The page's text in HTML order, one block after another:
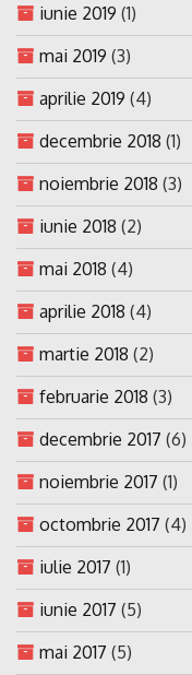
iunie 2019 (1)
mai 2019 (3)
aprilie 2019 (4)
decembrie 2018 (1)
noiembrie 2018 (3)
iunie 2018 (2)
mai 2018 (4)
aprilie 2018 (4)
martie 2018 (2)
februarie 2018 (3)
decembrie 2017 (6)
noiembrie 2017 (1)
octombrie 2017 (4)
iulie 2017 (1)
iunie 2017 (5)
mai 2017 (5)